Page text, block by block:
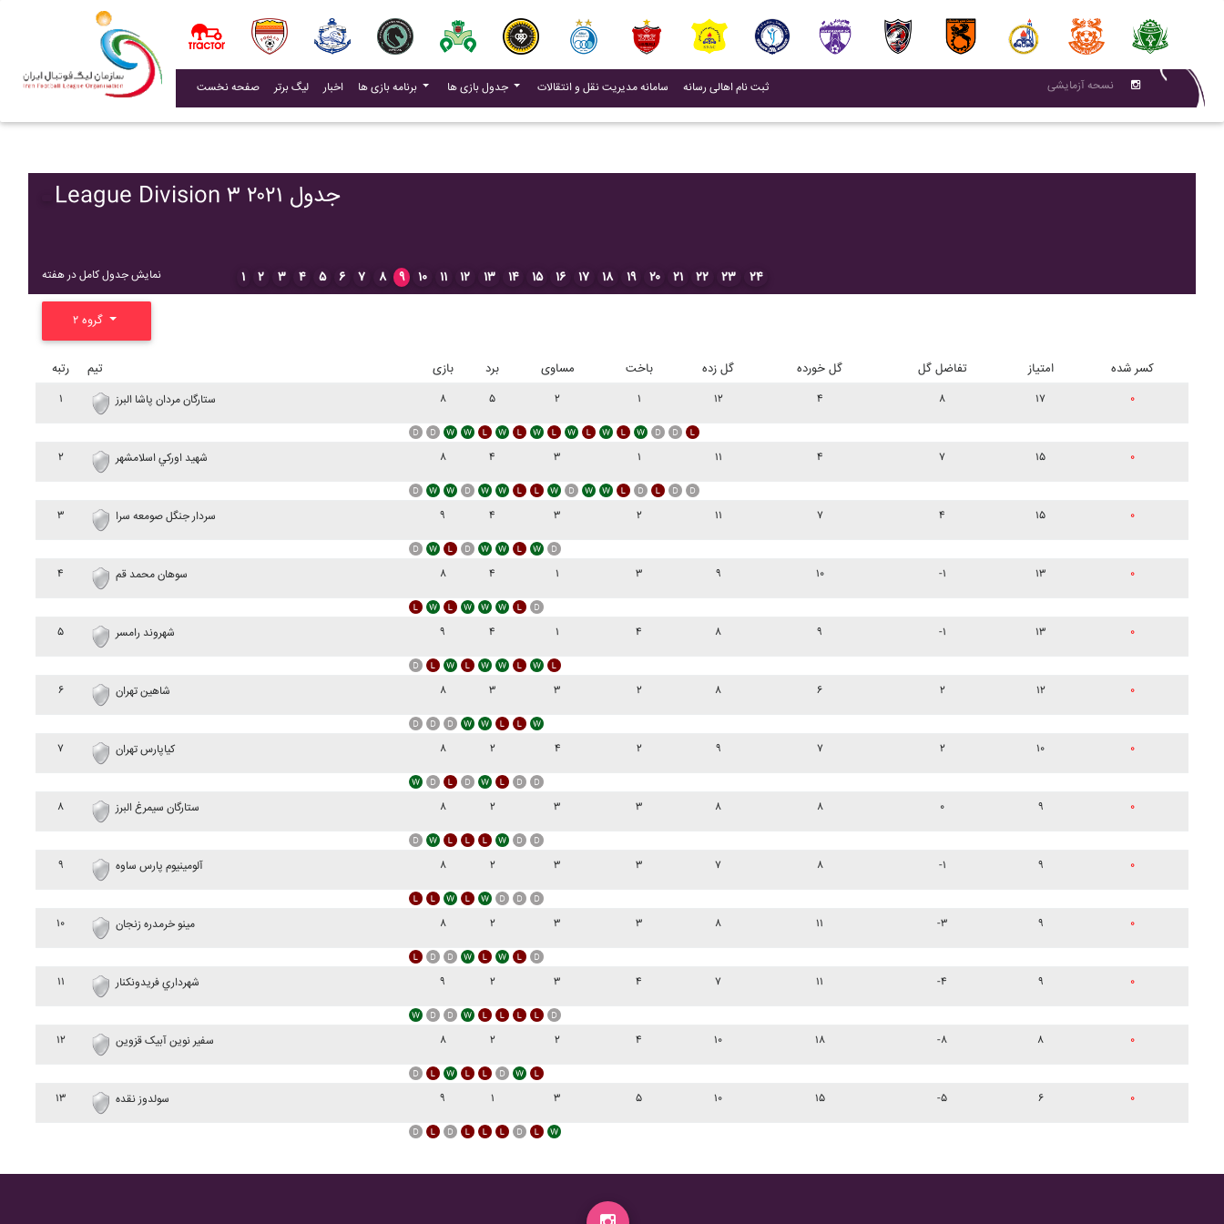
صفحه نخست لیگ برتر اخبار(current) برنامه بازی ها جدول بازی ها سامانه مدیریت نقل و انتقالات (current)
ثبت نام اهالی رسانه(current) نسحه آزمایشی
League Division ۳ ۲۰۲۱ جدول
نمایش جدول کامل در هفته ۱ ۲ ۳ ۴ ۵ ۶ ۷ ۸ ۹ ۱۰ ۱۱ ۱۲ ۱۳ ۱۴ ۱۵ ۱۶ ۱۷ ۱۸ ۱۹ ۲۰ ۲۱ ۲۲ ۲۳ ۲۴
رتبه تیم بازی برد مساوی باخت گل زده گل خورده تفاضل گل امتیاز کسر شده
۱ ستارگان مردان پاشا البرز ۸ ۵ ۲ ۱ ۱۲ ۴ ۸ ۱۷ ۰
۲ شهيد اورکي اسلامشهر ۸ ۴ ۳ ۱ ۱۱ ۴ ۷ ۱۵ ۰
۳ سردار جنگل صومعه سرا ۹ ۴ ۳ ۲ ۱۱ ۷ ۴ ۱۵ ۰
۴ سوهان محمد قم ۸ ۴ ۱ ۳ ۹ ۱۰ -۱ ۱۳ ۰
۵ شهروند رامسر ۹ ۴ ۱ ۴ ۸ ۹ -۱ ۱۳ ۰
۶ شاهين تهران ۸ ۳ ۳ ۲ ۸ ۶ ۲ ۱۲ ۰
۷ کياپارس تهران ۸ ۲ ۴ ۲ ۹ ۷ ۲ ۱۰ ۰
۸ ستارگان سيمرغ البرز ۸ ۲ ۳ ۳ ۸ ۸ ۰ ۹ ۰
۹ آلومينيوم پارس ساوه ۸ ۲ ۳ ۳ ۷ ۸ -۱ ۹ ۰
۱۰ مينو خرمدره زنجان ۸ ۲ ۳ ۳ ۸ ۱۱ -۳ ۹ ۰
۱۱ شهرداري فريدونکنار ۹ ۲ ۳ ۴ ۷ ۱۱ -۴ ۹ ۰
۱۲ سفير نوين آبيک قزوين ۸ ۲ ۲ ۴ ۱۰ ۱۸ -۸ ۸ ۰
۱۳ سولدوز نقده ۹ ۱ ۳ ۵ ۱۰ ۱۵ -۵ ۶ ۰